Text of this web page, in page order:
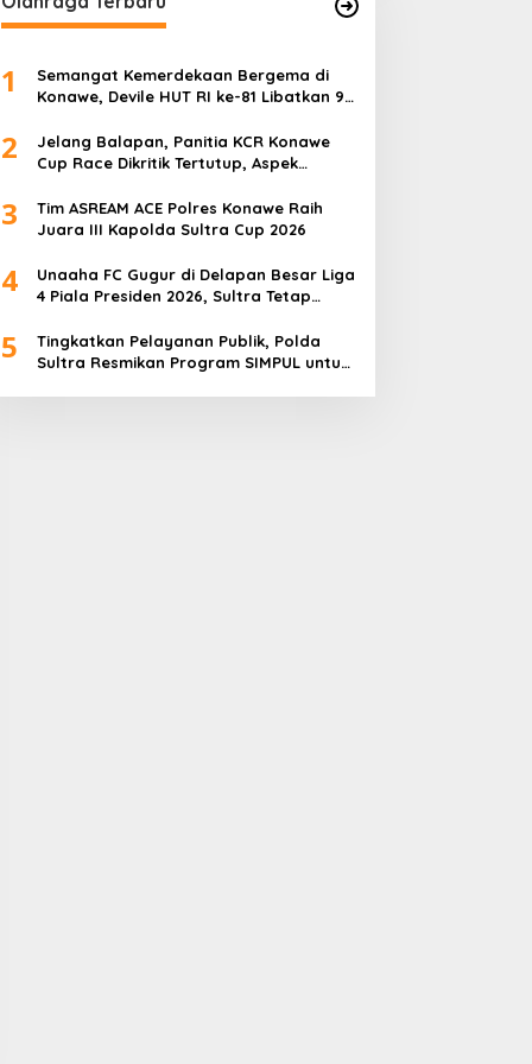
1
Semangat Kemerdekaan Bergema di
Konawe, Devile HUT RI ke-81 Libatkan 98
2
Jelang Balapan, Panitia KCR Konawe
Cup Race Dikritik Tertutup, Aspek
3
Tim ASREAM ACE Polres Konawe Raih
Juara III Kapolda Sultra Cup 2026
4
Unaaha FC Gugur di Delapan Besar Liga
4 Piala Presiden 2026, Sultra Tetap
5
Tingkatkan Pelayanan Publik, Polda
Sultra Resmikan Program SIMPUL untuk